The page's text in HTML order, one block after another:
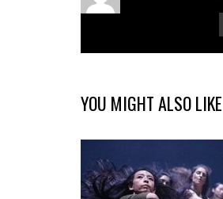
YOU MIGHT ALSO LIKE